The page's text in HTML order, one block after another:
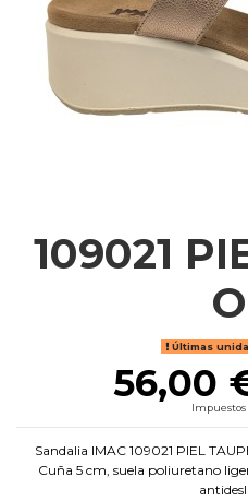
109021
Últimas
56,00
Sandalia IMAC 109021 PIEL
Cuña 5 cm, suela poliuretano